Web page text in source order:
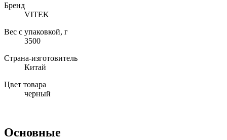
Бренд
VITEK
Вес с упаковкой, г
3500
Страна-изготовитель
Китай
Цвет товара
черный
Основные